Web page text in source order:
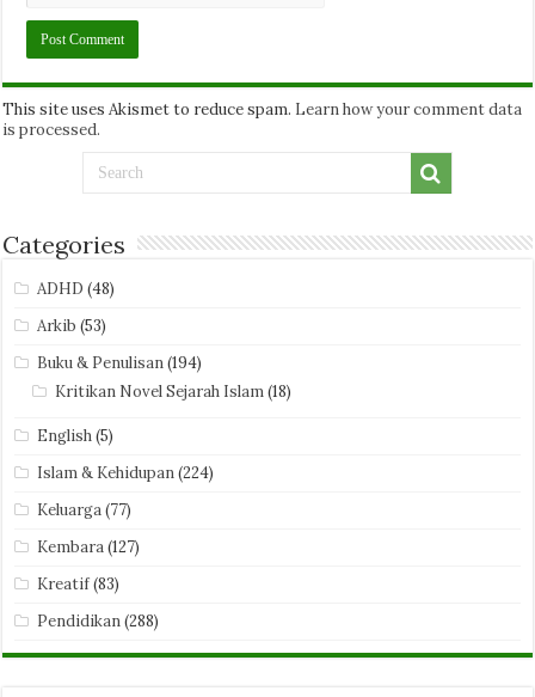
This site uses Akismet to reduce spam. Learn how your comment data
is processed.
Categories
ADHD (48)
Arkib (53)
Buku & Penulisan(194)
Kritikan Novel Sejarah Islam(18)
English(5)
Islam & Kehidupan(224)
Keluarga(77)
Kembara(127)
Kreatif(83)
Pendidikan(288)